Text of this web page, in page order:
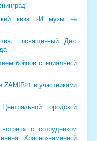
квиз «И музы не
посвященный Дню
бойцов специальной
ZAMIR21 и участниками
городской
с сотрудником
Краснознаменной